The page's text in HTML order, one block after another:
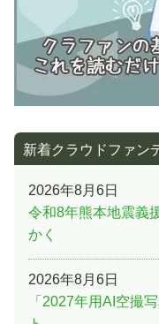
新着クラウドファン
2026年8月6日
令和8年熊本地震義
かく
2026年8月6日
「2027年用AI空撮